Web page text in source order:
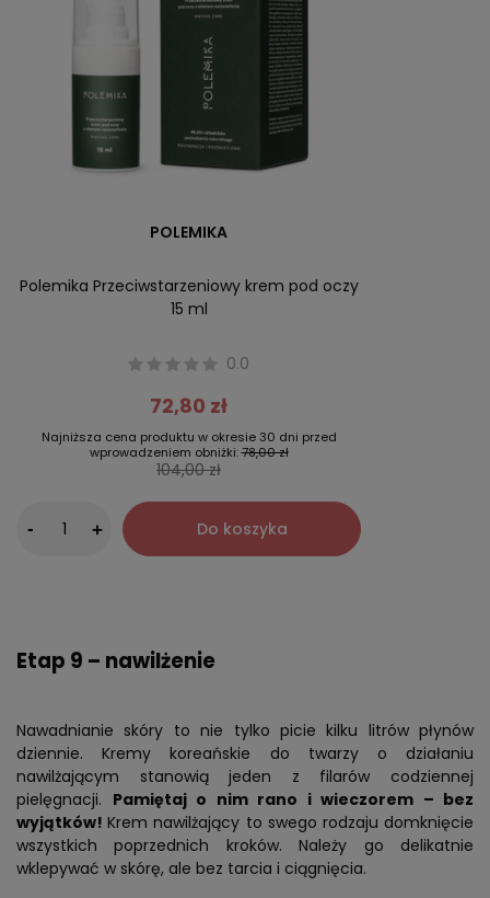
POLEMIKA
Polemika Przeciwstarzeniowy krem pod oczy
15 ml
0.0
72,80 zł
Najniższa cena produktu w okresie 30 dni przed
wprowadzeniem obniżki:78,00 zł
104,00 zł
- + Do koszyka
Etap 9 – nawilżenie
Nawadnianie skóry to nie tylko picie kilku litrów płynów
dziennie. Kremy koreańskie do twarzy o działaniu
nawilżającym stanowią jeden z filarów codziennej
pielęgnacji. Pamiętaj o nim rano i wieczorem – bez
wyjątków!Krem nawilżający to swego rodzaju domknięcie
wszystkich poprzednich kroków. Należy go delikatnie
wklepywać w skórę, ale bez tarcia i ciągnięcia.